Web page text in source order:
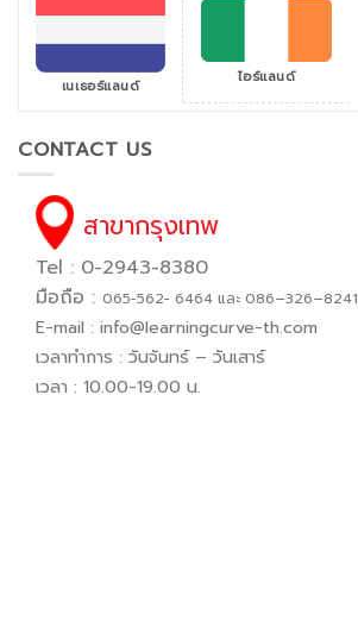
เนเธอร์แลนด์ ไอร์แลนด์
CONTACT US
สาขากรุงเทพ
Tel : 0-2943-8380
มือถือ : 065−562− 6464 และ 086–326–8241
E-mail : info@learningcurve-th.com
เวลาทำการ : วันจันทร์ – วันเสาร์
เวลา : 10.00-19.00 น.